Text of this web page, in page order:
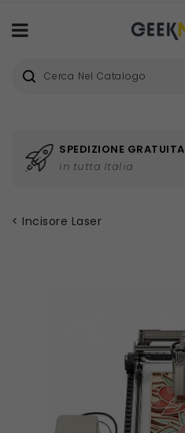
SPEDIZIONE GRATUITA
in tutta Italia
Incisore Laser